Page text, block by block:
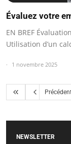
Évaluez votre
EN BREF
Utilisation d’un
1 novembre 2025
NEWSLETTER